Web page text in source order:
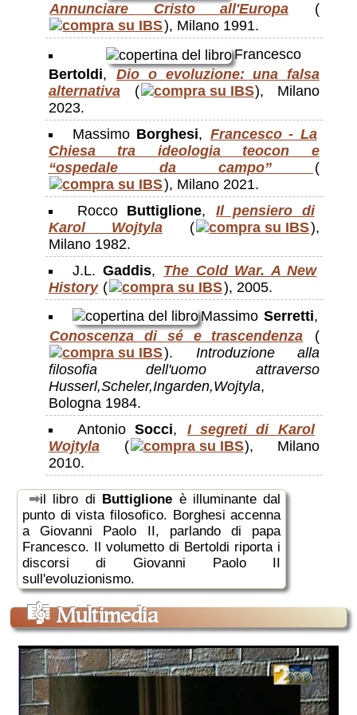
Annunciare Cristo all'Europa (
), Milano 1991.
Francesco
Bertoldi,Dio o evoluzione: una falsa
alternativa (
), Milano
2023.
Massimo Borghesi, Francesco - La
Chiesa tra ideologia teocon e
“ospedale da campo”
(
), Milano 2021.
Rocco Buttiglione, Il pensiero di
Karol Wojtyla (
),
Milano 1982.
J.L. Gaddis, The Cold War. A New
History (
), 2005.
MassimoSerretti,
Conoscenza di sé e trascendenza
(
). Introduzione alla
filosofia dell'uomo attraverso
Husserl,Scheler,Ingarden,Wojtyla,
Bologna 1984.
Antonio Socci, I segreti di Karol
Wojtyla (
), Milano
2010.
il libro di Buttiglione è illuminante dal
punto di vista filosofico. Borghesi accenna
a Giovanni Paolo II, parlando di papa
Francesco. Il volumetto di Bertoldi riporta i
discorsi di Giovanni Paolo II
sull'evoluzionismo.
🎼 Multimedia